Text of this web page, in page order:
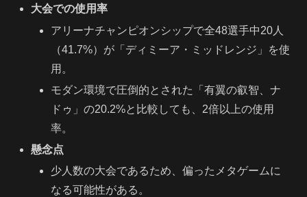
大会での使用率
アリーナチャンピオンシップで全48選手中20人
（41.7%）が「ディミーア・ミッドレンジ」を使
用。
モダン環境で圧倒的とされた「有翼の叡智、ナ
ドゥ」の20.2%と比較しても、2倍以上の使用
率。
懸念点
少人数の大会であるため、偏ったメタゲームに
なる可能性がある。